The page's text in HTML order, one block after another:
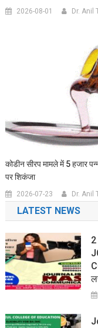
2026-08-01 Dr. Anil
कोडीन सीरप मामले में 5 हजार
पर शिकंजा
2026-07-23 Dr. Anil
LATEST NEWS
2